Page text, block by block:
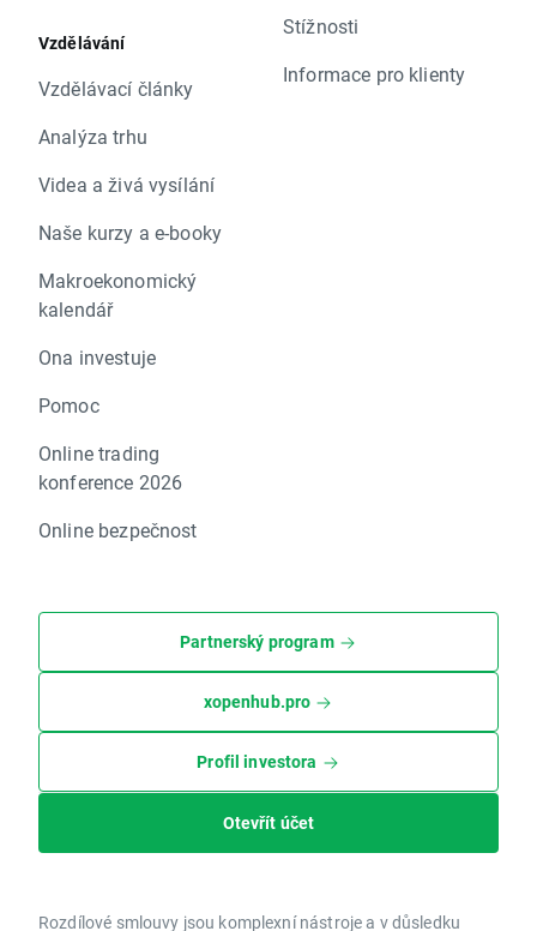
Vzdělávání
Vzdělávací články
Analýza trhu
Videa a živá vysílání
Naše kurzy a e-booky
Makroekonomický
kalendář
Ona investuje
Pomoc
Online trading
konference 2026
Online bezpečnost
Stížnosti
Informace pro klienty
Partnerský program
xopenhub.pro
Profil investora
Otevřít účet
Rozdílové smlouvy jsou komplexní nástroje a v důsledku